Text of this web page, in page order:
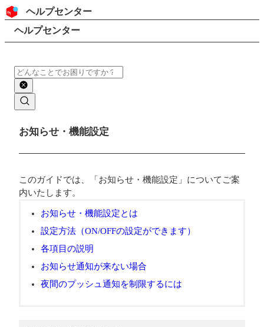
コンテンツにスキップ
ヘッダー
ヘルプセンター
検索
パンくずリスト
ヘルプセンター
検索
メインコンテンツ
お知らせ・機能設定
このガイドでは、「お知らせ・機能設定」についてご案
内いたします。
お知らせ・機能設定とは
設定方法（ON/OFFの設定ができます）
各項目の説明
お知らせ通知が来ない場合
夜間のプッシュ通知を制限するには